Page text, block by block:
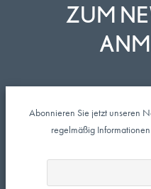
ZUM
Abonnieren Sie jetzt unseren
regelmäßig